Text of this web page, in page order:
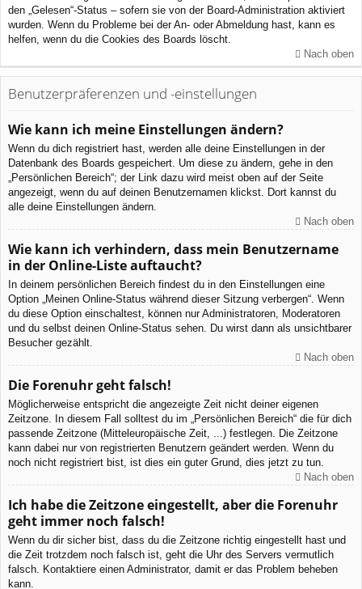
den „Gelesen“-Status – sofern sie von der Board-Administration aktiviert
wurden. Wenn du Probleme bei der An- oder Abmeldung hast, kann es
helfen, wenn du die Cookies des Boards löscht.
Nach oben
Benutzerpräferenzen und -einstellungen
Wie kann ich meine Einstellungen ändern?
Wenn du dich registriert hast, werden alle deine Einstellungen in der
Datenbank des Boards gespeichert. Um diese zu ändern, gehe in den
„Persönlichen Bereich“; der Link dazu wird meist oben auf der Seite
angezeigt, wenn du auf deinen Benutzernamen klickst. Dort kannst du
alle deine Einstellungen ändern.
Nach oben
Wie kann ich verhindern, dass mein Benutzername
in der Online-Liste auftaucht?
In deinem persönlichen Bereich findest du in den Einstellungen eine
Option „Meinen Online-Status während dieser Sitzung verbergen“. Wenn
du diese Option einschaltest, können nur Administratoren, Moderatoren
und du selbst deinen Online-Status sehen. Du wirst dann als unsichtbarer
Besucher gezählt.
Nach oben
Die Forenuhr geht falsch!
Möglicherweise entspricht die angezeigte Zeit nicht deiner eigenen
Zeitzone. In diesem Fall solltest du im „Persönlichen Bereich“ die für dich
passende Zeitzone (Mitteleuropäische Zeit, ...) festlegen. Die Zeitzone
kann dabei nur von registrierten Benutzern geändert werden. Wenn du
noch nicht registriert bist, ist dies ein guter Grund, dies jetzt zu tun.
Nach oben
Ich habe die Zeitzone eingestellt, aber die Forenuhr
geht immer noch falsch!
Wenn du dir sicher bist, dass du die Zeitzone richtig eingestellt hast und
die Zeit trotzdem noch falsch ist, geht die Uhr des Servers vermutlich
falsch. Kontaktiere einen Administrator, damit er das Problem beheben
kann.